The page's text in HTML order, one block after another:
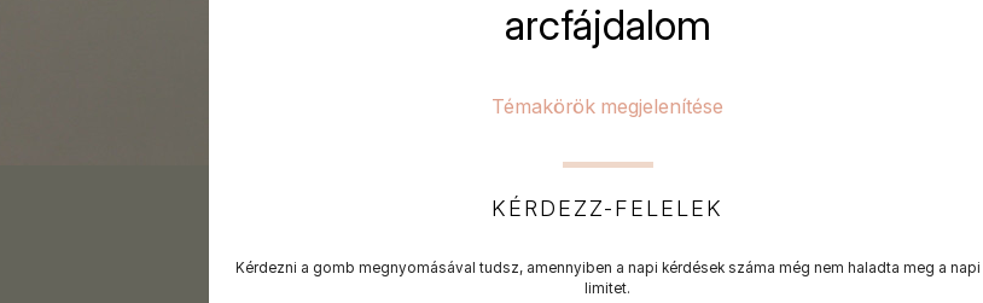
arcfájdalom
Témakörök megjelenítése
KÉRDEZZ-FELELEK
Kérdezni a gomb megnyomásával tudsz, amennyiben a napi kérdések száma még nem haladta meg a napi
limitet.